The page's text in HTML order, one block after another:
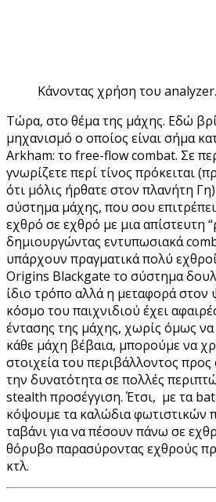
Κάνοντας χρήση του analyzer.
Τώρα, στο θέμα της μάχης. Εδώ
μηχανισμό ο οποίος είναι σήμα
Arkham: το free-flow combat. Σε
γνωρίζετε περί τίνος πρόκειται
ότι μόλις ήρθατε στον πλανήτη Γη)
σύστημα μάχης, που σου επιτρέπει
εχθρό σε εχθρό με μια απίστευτη
δημιουργώντας εντυπωσιακά
υπάρχουν πραγματικά πολύ
Origins Blackgate το σύστημα
ίδιο τρόπο αλλά η μεταφορά στον
κόσμο του παιχνιδιού έχει
έντασης της μάχης, χωρίς όμως να
κάθε μάχη βέβαια, μπορούμε να
στοιχεία του περιβάλλοντος
την δυνατότητα σε πολλές
stealth προσέγγιση. Έτσι, με τα
κόψουμε τα καλώδια φωτιστικών
ταβάνι για να πέσουν πάνω σε
θόρυβο παρασύροντας εχθρούς
κτλ.